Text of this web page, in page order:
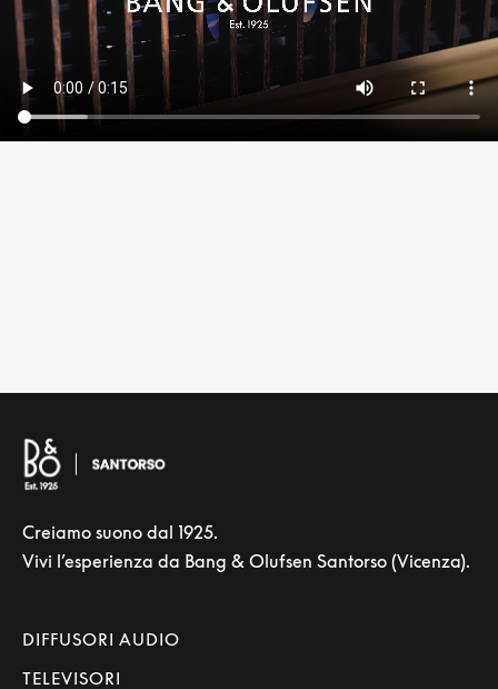
Creiamo suono dal 1925.
Vivi l’esperienza da Bang & Olufsen Santorso (Vicenza).
DIFFUSORI AUDIO
TELEVISORI